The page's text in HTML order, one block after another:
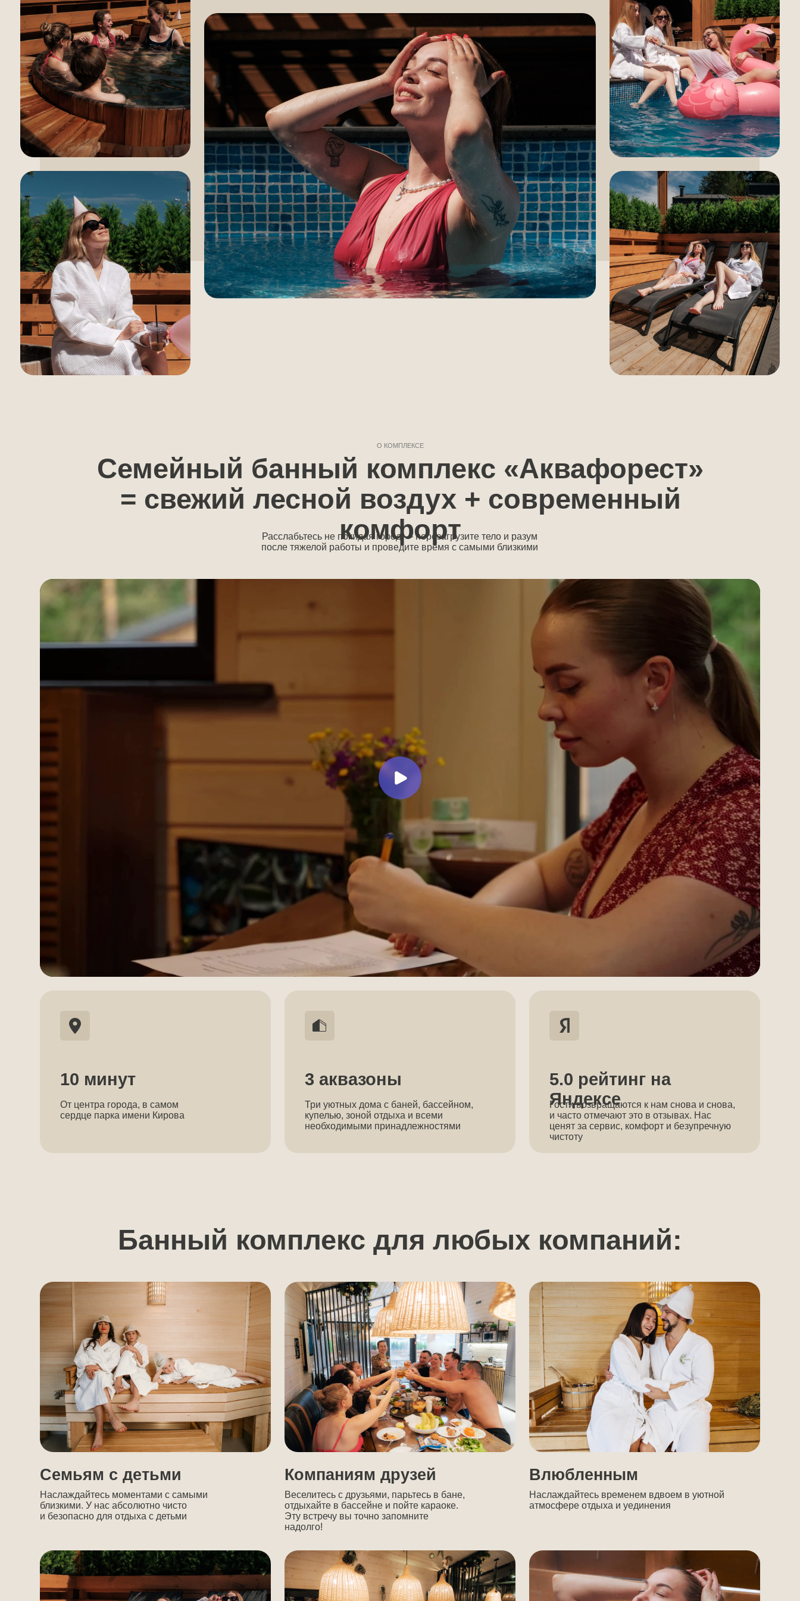
Расслабьтесь не покидая город — перезагрузите тело и разум
после тяжелой работы и проведите время с самыми близкими
комфорт
От центра города, в самом
сердце парка имени Кирова
10 минут
Три уютных дома с баней, бассейном,
купелью, зоной отдыха и всеми
необходимыми принадлежностями
3 аквазоны
ценят за сервис, комфорт и безупречную
Банный комплекс для любых компаний:
Семьям с детьми
Наслаждайтесь моментами с самыми
близкими. У нас абсолютно чисто
и безопасно для отдыха с детьми
Компаниям друзей
Веселитесь с друзьями, парьтесь в бане,
отдыхайте в бассейне и пойте караоке.
Эту встречу вы точно запомните
надолго!
Влюбленным
Наслаждайтесь временем вдвоем в уютной
атмосфере отдыха и уединения
и наполнитесь той самой женской энергией
Корпоративным клиентам
или организуйте веселый корпоратив
для своих сотрудников Отдохните здесь и сейчас, не покидая город
и не планируя отдых за несколько месяцев